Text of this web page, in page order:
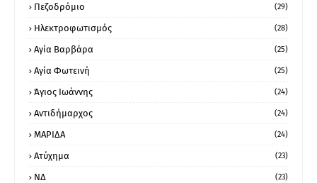
Πεζοδρόμιο (29)
Ηλεκτροφωτισμός (28)
Αγία Βαρβάρα (25)
Αγία Φωτεινή (25)
Άγιος Ιωάννης (24)
Αντιδήμαρχος (24)
ΜΑΡΙΔΑ (24)
Ατύχημα (23)
ΝΔ (23)